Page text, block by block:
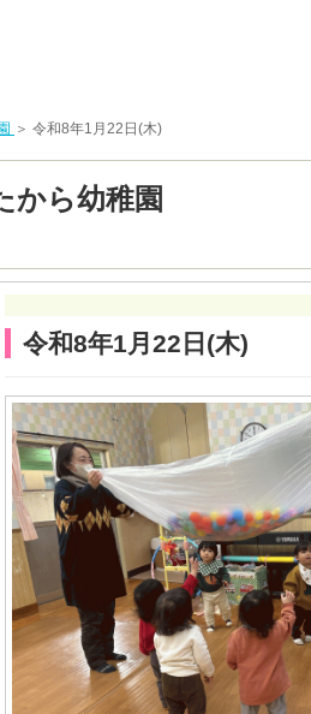
＞ 令和8年1月22日(木)
から幼稚園
令和8年1月22日(木)